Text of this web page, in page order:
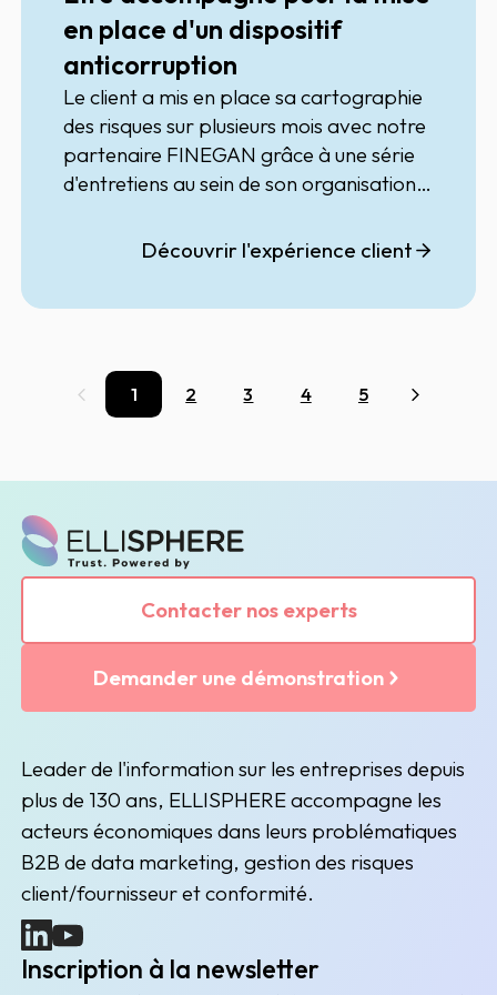
en place d'un dispositif
anticorruption
Le client a mis en place sa cartographie
des risques sur plusieurs mois avec notre
partenaire FINEGAN grâce à une série
d'entretiens au sein de son organisation.
de tiers à risque et de se lancer ensuite
sur l'évaluation des tiers. Le client s'est
partenaire.
Découvrir l'expérience client
Précédent
1 2 3 4 5 Suivant
Contacter nos experts
Demander une démonstration
Leader de l'information sur les entreprises depuis
plus de 130 ans, ELLISPHERE accompagne les
acteurs économiques dans leurs problématiques
B2B de data marketing, gestion des risques
client/fournisseur et conformité.
(nouvelle fenêtre)
(nouvelle fenêtre)
Inscription à la newsletter